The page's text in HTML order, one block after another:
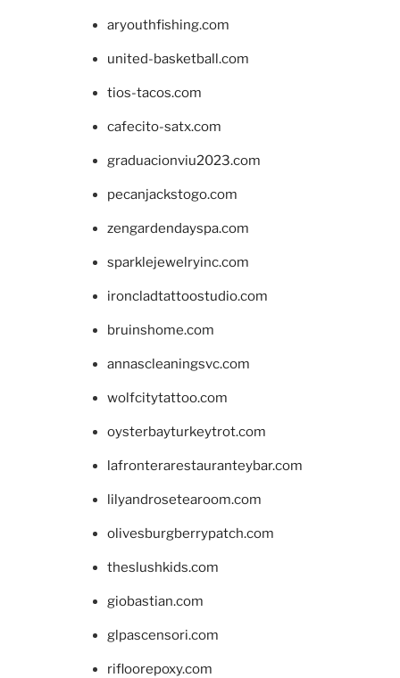
aryouthfishing.com
united-basketball.com
tios-tacos.com
cafecito-satx.com
graduacionviu2023.com
pecanjackstogo.com
zengardendayspa.com
sparklejewelryinc.com
ironcladtattoostudio.com
bruinshome.com
annascleaningsvc.com
wolfcitytattoo.com
oysterbayturkeytrot.com
lafronterarestauranteybar.com
lilyandrosetearoom.com
olivesburgberrypatch.com
theslushkids.com
giobastian.com
glpascensori.com
rifloorepoxy.com